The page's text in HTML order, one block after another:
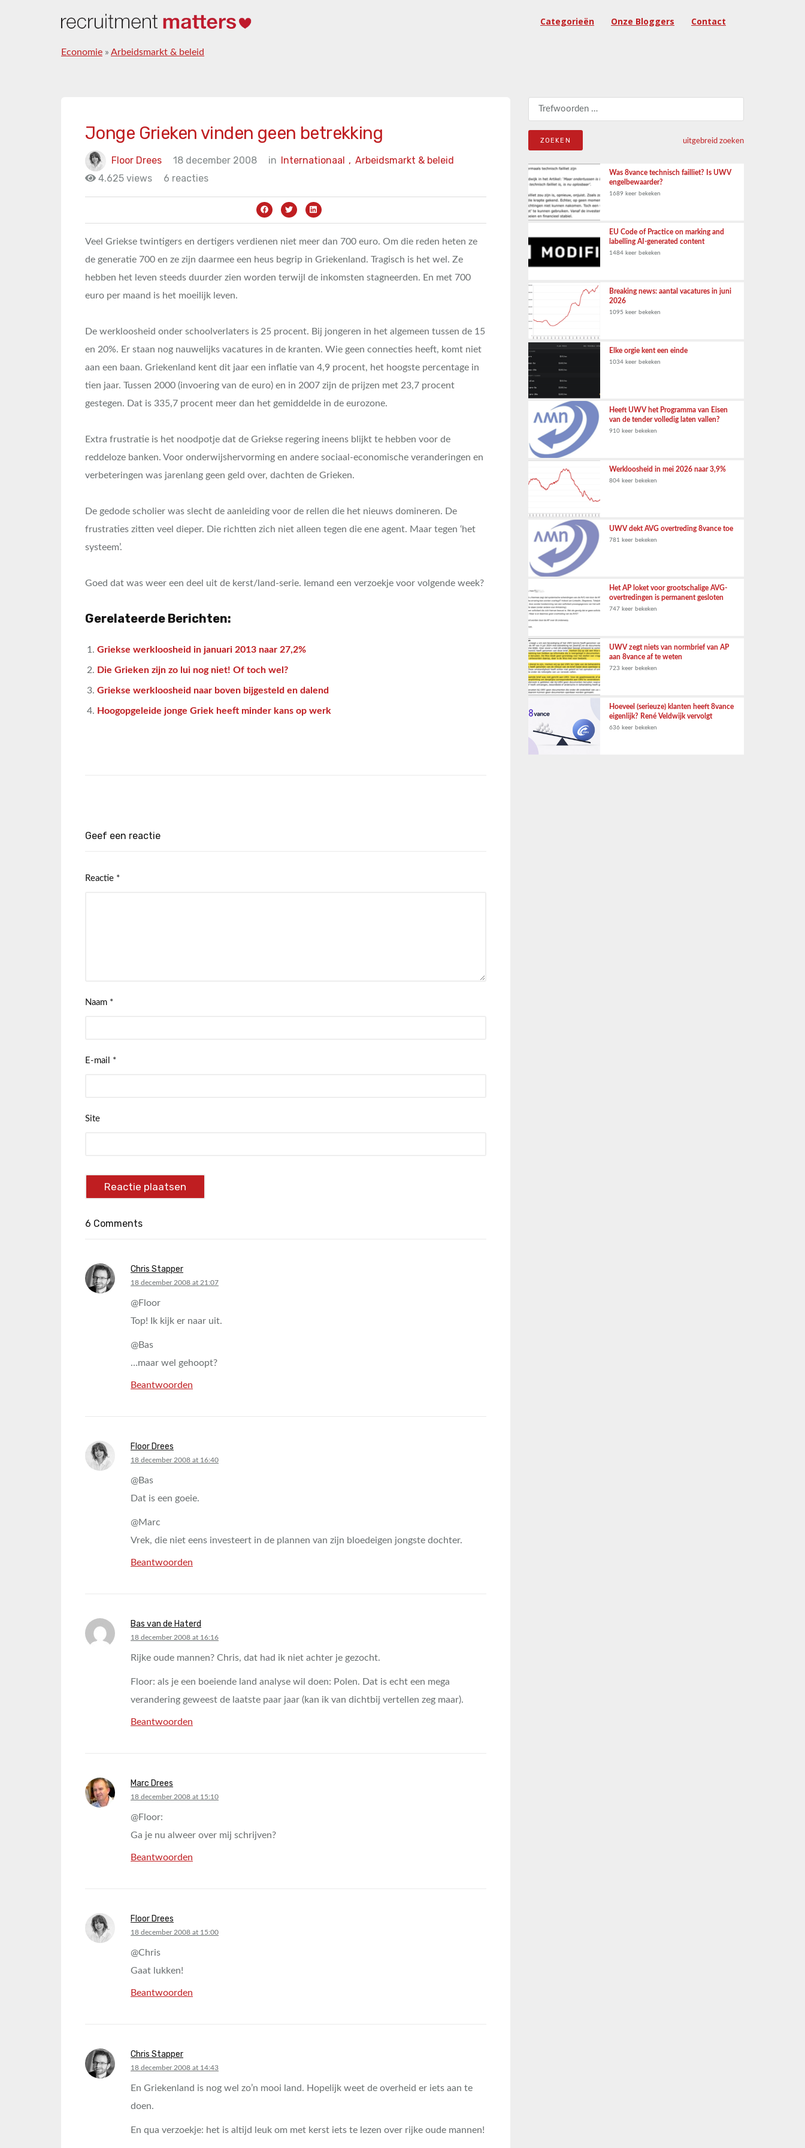
Categorieën Onze Bloggers Contact
Economie » Arbeidsmarkt & beleid
Jonge Grieken vinden geen betrekking
Floor Drees 18 december 2008 in Arbeidsmarkt & beleid
Internationaal ,
4.625 views
6 reacties
Veel Griekse twintigers en dertigers verdienen niet meer dan 700 euro. Om die reden heten ze
de generatie 700 en ze zijn daarmee een heus begrip in Griekenland. Tragisch is het wel. Ze
hebben het leven steeds duurder zien worden terwijl de inkomsten stagneerden. En met 700
euro per maand is het moeilijk leven.
De werkloosheid onder schoolverlaters is 25 procent. Bij jongeren in het algemeen tussen de 15
en 20%. Er staan nog nauwelijks vacatures in de kranten. Wie geen connecties heeft, komt niet
aan een baan. Griekenland kent dit jaar een inflatie van 4,9 procent, het hoogste percentage in
tien jaar. Tussen 2000 (invoering van de euro) en in 2007 zijn de prijzen met 23,7 procent
gestegen. Dat is 335,7 procent meer dan het gemiddelde in de eurozone.
Extra frustratie is het noodpotje dat de Griekse regering ineens blijkt te hebben voor de
reddeloze banken. Voor onderwijshervorming en andere sociaal-economische veranderingen en
verbeteringen was jarenlang geen geld over, dachten de Grieken.
De gedode scholier was slecht de aanleiding voor de rellen die het nieuws domineren. De
frustraties zitten veel dieper. Die richtten zich niet alleen tegen die ene agent. Maar tegen ‘het
systeem’.
Goed dat was weer een deel uit de kerst/land-serie. Iemand een verzoekje voor volgende week?
Gerelateerde Berichten:
Griekse werkloosheid in januari 2013 naar 27,2%
Die Grieken zijn zo lui nog niet! Of toch wel?
Griekse werkloosheid naar boven bijgesteld en dalend
Hoogopgeleide jonge Griek heeft minder kans op werk
Geef een reactie
Reactie *
Naam *
E-mail *
Site
6 Comments
Chris Stapper
says:
18 december 2008 at 21:07
@Floor
Top! Ik kijk er naar uit.
@Bas
…maar wel gehoopt?
Beantwoorden
Floor Drees
says:
18 december 2008 at 16:40
@Bas
Dat is een goeie.
@Marc
Vrek, die niet eens investeert in de plannen van zijn bloedeigen jongste dochter.
Beantwoorden
Bas van de Haterd
says:
18 december 2008 at 16:16
Rijke oude mannen? Chris, dat had ik niet achter je gezocht.
Floor: als je een boeiende land analyse wil doen: Polen. Dat is echt een mega
verandering geweest de laatste paar jaar (kan ik van dichtbij vertellen zeg maar).
Beantwoorden
Marc Drees
says:
18 december 2008 at 15:10
@Floor:
Ga je nu alweer over mij schrijven?
Beantwoorden
Floor Drees
says:
18 december 2008 at 15:00
@Chris
Gaat lukken!
Beantwoorden
Chris Stapper
says:
18 december 2008 at 14:43
En Griekenland is nog wel zo’n mooi land. Hopelijk weet de overheid er iets aan te
doen.
En qua verzoekje: het is altijd leuk om met kerst iets te lezen over rijke oude mannen!
Zoeken naar:
uitgebreid zoeken
Was 8vance technisch failliet? Is UWV
engelbewaarder?
1689 keer bekeken
EU Code of Practice on marking and
labelling AI-generated content
1484 keer bekeken
Breaking news: aantal vacatures in juni
2026
1095 keer bekeken
Elke orgie kent een einde
1034 keer bekeken
Heeft UWV het Programma van Eisen
van de tender volledig laten vallen?
910 keer bekeken
Werkloosheid in mei 2026 naar 3,9%
804 keer bekeken
UWV dekt AVG overtreding 8vance toe
781 keer bekeken
Het AP loket voor grootschalige AVG-
overtredingen is permanent gesloten
747 keer bekeken
UWV zegt niets van normbrief van AP
aan 8vance af te weten
723 keer bekeken
Hoeveel (serieuze) klanten heeft 8vance
eigenlijk? René Veldwijk vervolgt
636 keer bekeken